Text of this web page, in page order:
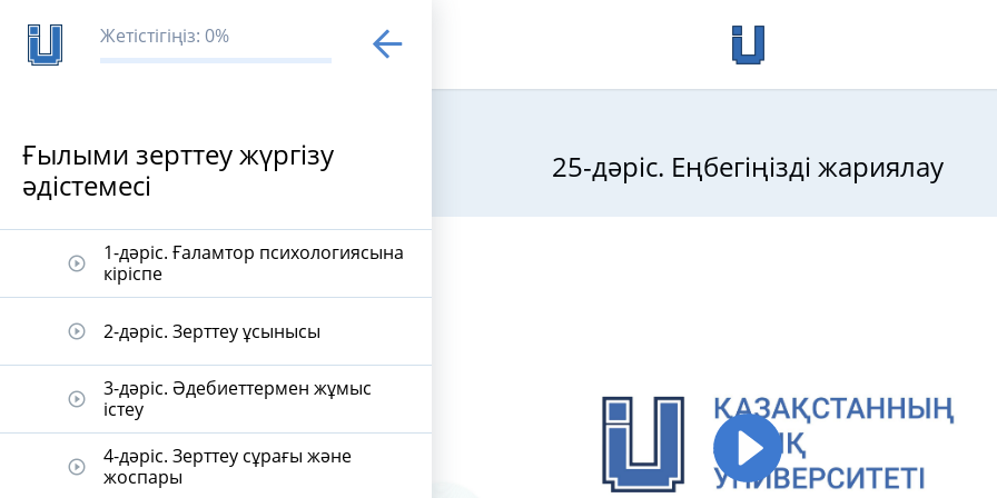
Жетістігіңіз: 0%
Ғылыми зерттеу жүргізу
әдістемесі
play_circle_outline
1-дәріс. Ғаламтор психологиясына
кіріспе
play_circle_outline 2-дәріс. Зерттеу ұсынысы
play_circle_outline
3-дәріс. Әдебиеттермен жұмыс
істеу
play_circle_outline
4-дәріс. Зерттеу сұрағы және
жоспары
25-дәріс. Еңбегіңізді жариялау
Ғылыми зерттеу жүргізу әдістемесі